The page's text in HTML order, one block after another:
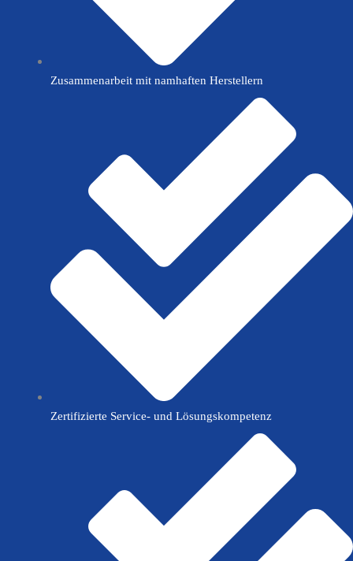
Zusammenarbeit mit namhaften Herstellern
Zertifizierte Service- und Lösungskompetenz